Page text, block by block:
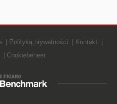
Polityką prywatności
Kontakt
Cookiebeheer